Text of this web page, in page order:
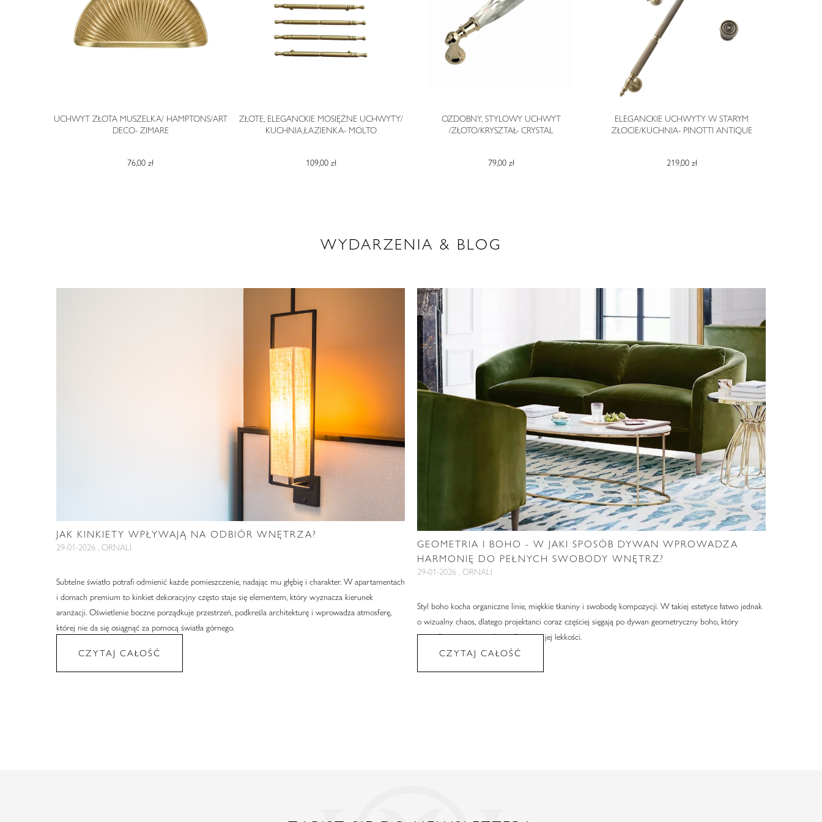
UCHWYT ZŁOTA MUSZELKA/ HAMPTONS/ART
DECO- ZIMARE
76,00 zł
ZŁOTE, ELEGANCKIE MOSIĘŻNE UCHWYTY/
KUCHNIA,ŁAZIENKA- MOLTO
109,00 zł
OZDOBNY, STYLOWY UCHWYT
/ZŁOTO/KRYSZTAŁ- CRYSTAL
79,00 zł
ELEGANCKIE UCHWYTY W STARYM
ZŁOCIE/KUCHNIA- PINOTTI ANTIQUE
219,00 zł
WYDARZENIA & BLOG
JAK KINKIETY WPŁYWAJĄ NA ODBIÓR WNĘTRZA?
29-01-2026 , ORNALI
Subtelne światło potrafi odmienić każde pomieszczenie, nadając mu głębię i charakter. W apartamentach
i domach premium to kinkiet dekoracyjny często staje się elementem, który wyznacza kierunek
aranżacji. Oświetlenie boczne porządkuje przestrzeń, podkreśla architekturę i wprowadza atmosferę,
której nie da się osiągnąć za pomocą światła górnego.
CZYTAJ CAŁOŚĆ
GEOMETRIA I BOHO - W JAKI SPOSÓB DYWAN WPROWADZA
HARMONIĘ DO PEŁNYCH SWOBODY WNĘTRZ?
29-01-2026 , ORNALI
Styl boho kocha organiczne linie, miękkie tkaniny i swobodę kompozycji. W takiej estetyce łatwo jednak
o wizualny chaos, dlatego projektanci coraz częściej sięgają po dywan geometryczny boho, który
porządkuje przestrzeń bez odbierania jej lekkości.
CZYTAJ CAŁOŚĆ